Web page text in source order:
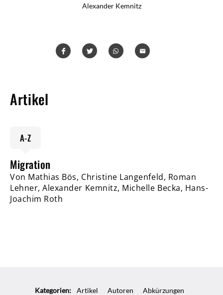
Alexander Kemnitz
Artikel
A-Z
Migration
Von Mathias Bös, Christine Langenfeld, Roman
Lehner, Alexander Kemnitz, Michelle Becka, Hans-
Joachim Roth
Kategorien: Artikel Autoren Abkürzungen